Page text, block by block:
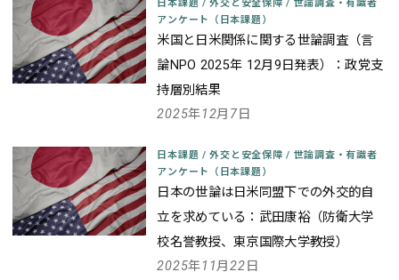
日本課題 / 外交と安全保障/ 世論調査・有識者
アンケート（日本課題）
米国と日米関係に関する世論調査（言
論NPO 2025年 12月9日発表）：政党支
持層別結果
2025年12月7日
日本課題 / 外交と安全保障/ 世論調査・有識者
アンケート（日本課題）
日本の世論は日米同盟下での外交的自
立を求めている：武田康裕（防衛大学
校名誉教授、東京国際大学教授）
2025年11月22日